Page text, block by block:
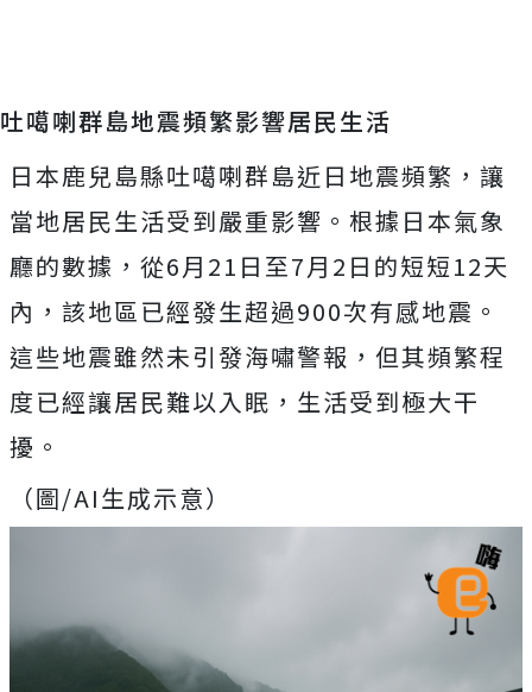
吐噶喇群島地震頻繁影響居民生活
日本鹿兒島縣吐噶喇群島近日地震頻繁，讓
當地居民生活受到嚴重影響。根據日本氣象
廳的數據，從6月21日至7月2日的短短12天
內，該地區已經發生超過900次有感地震。
這些地震雖然未引發海嘯警報，但其頻繁程
度已經讓居民難以入眠，生活受到極大干
擾。
（圖/AI生成示意）